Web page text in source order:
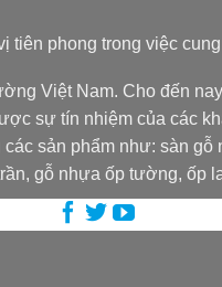
tiên phong trong việc
Việt Nam. Cho đến
sự tín nhiệm của các
sản phẩm như: sàn gỗ
gỗ nhựa ốp tường, ốp